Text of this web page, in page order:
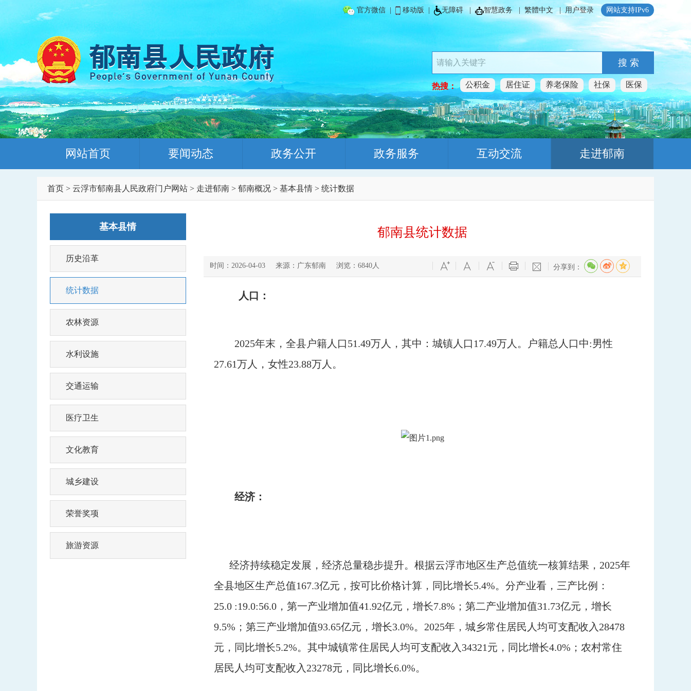
官方微信 移动版 无障碍 | 智慧政务| 繁體中文| 用户登录 网站支持IPv6
搜 索
热搜： 公积金 居住证 养老保险 社保 医保
网站首页 要闻动态 政务公开 政务服务 互动交流 走进郁南
首页 > 云浮市郁南县人民政府门户网站 > 走进郁南 > 郁南概况 > 基本县情 > 统计数据
基本县情
历史沿革
统计数据
农林资源
水利设施
交通运输
医疗卫生
文化教育
城乡建设
荣誉奖项
旅游资源
郁南县统计数据
时间：2026-04-03 来源：广东郁南 浏览：6840人 分享到：
人口：
2025年末，全县户籍人口51.49万人，其中：城镇人口17.49万人。户籍总人口中:男性
27.61万人，女性23.88万人。
经济：
经济持续稳定发展，经济总量稳步提升。根据云浮市地区生产总值统一核算结果，2025年
全县地区生产总值167.3亿元，按可比价格计算，同比增长5.4%。分产业看，三产比例：
25.0 :19.0:56.0，第一产业增加值41.92亿元，增长7.8%；第二产业增加值31.73亿元，增长
9.5%；第三产业增加值93.65亿元，增长3.0%。2025年，城乡常住居民人均可支配收入28478
元，同比增长5.2%。其中城镇常住居民人均可支配收入34321元，同比增长4.0%；农村常住
居民人均可支配收入23278元，同比增长6.0%。